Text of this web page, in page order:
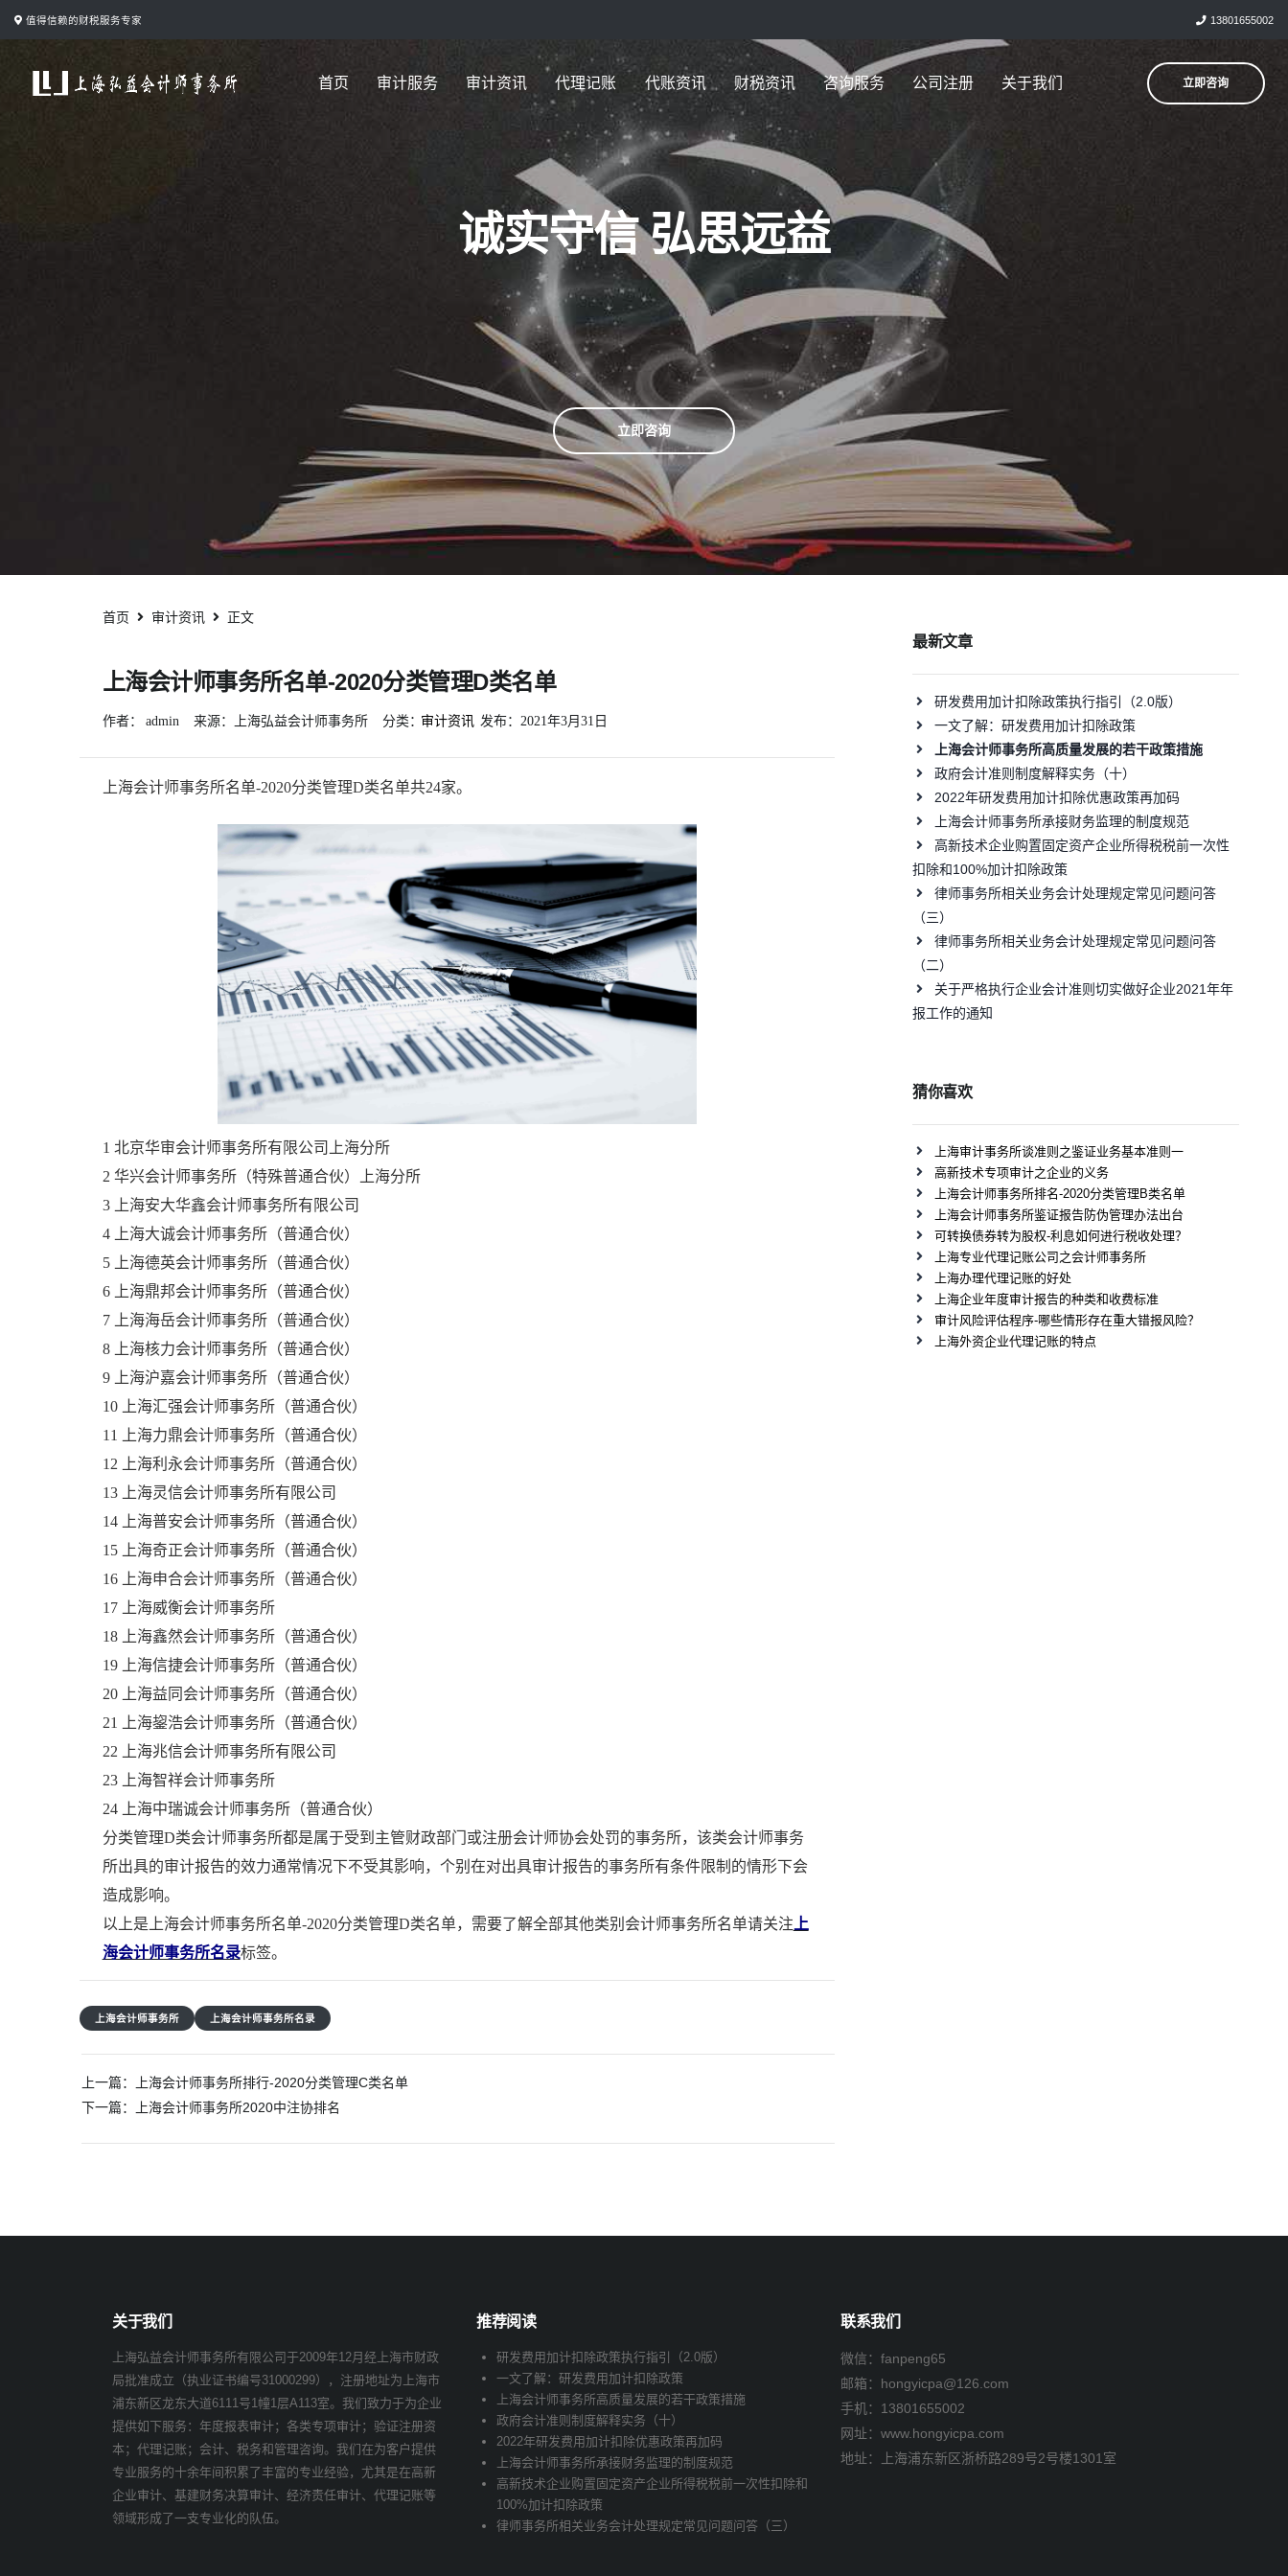
转
值得信赖的财税服务专家 13801655002
首页 审计服务 审计资讯 代理记账 代账资讯 财税资讯 咨询服务 公司注册 关于我们 立即咨询
诚实守信 弘思远益
立即咨询
首页 审计资讯 正文
上海会计师事务所名单-2020分类管理D类名单
作者： admin 来源：上海弘益会计师事务所 分类：审计资讯 发布： 2021年3月31日
上海会计师事务所名单-2020分类管理D类名单共24家。
1 北京华审会计师事务所有限公司上海分所
2 华兴会计师事务所（特殊普通合伙）上海分所
3 上海安大华鑫会计师事务所有限公司
4 上海大诚会计师事务所（普通合伙）
5 上海德英会计师事务所（普通合伙）
6 上海鼎邦会计师事务所（普通合伙）
7 上海海岳会计师事务所（普通合伙）
8 上海核力会计师事务所（普通合伙）
9 上海沪嘉会计师事务所（普通合伙）
10 上海汇强会计师事务所（普通合伙）
11 上海力鼎会计师事务所（普通合伙）
12 上海利永会计师事务所（普通合伙）
13 上海灵信会计师事务所有限公司
14 上海普安会计师事务所（普通合伙）
15 上海奇正会计师事务所（普通合伙）
16 上海申合会计师事务所（普通合伙）
17 上海威衡会计师事务所
18 上海鑫然会计师事务所（普通合伙）
19 上海信捷会计师事务所（普通合伙）
20 上海益同会计师事务所（普通合伙）
21 上海鋆浩会计师事务所（普通合伙）
22 上海兆信会计师事务所有限公司
23 上海智祥会计师事务所
24 上海中瑞诚会计师事务所（普通合伙）
分类管理D类会计师事务所都是属于受到主管财政部门或注册会计师协会处罚的事务所，该类会计师事务
所出具的审计报告的效力通常情况下不受其影响，个别在对出具审计报告的事务所有条件限制的情形下会
造成影响。
以上是上海会计师事务所名单-2020分类管理D类名单，需要了解全部其他类别会计师事务所名单请关注 上
海会计师事务所名录标签。
上海会计师事务所 上海会计师事务所名录
章
上一篇：
上海会计师事务所排行-2020分类管理C类名单
下一篇：
上海会计师事务所2020中注协排名
最新文章
研发费用加计扣除政策执行指引（2.0版）
一文了解：研发费用加计扣除政策
上海会计师事务所高质量发展的若干政策措施
政府会计准则制度解释实务（十）
2022年研发费用加计扣除优惠政策再加码
上海会计师事务所承接财务监理的制度规范
高新技术企业购置固定资产企业所得税税前一次性
扣除和100%加计扣除政策
律师事务所相关业务会计处理规定常见问题问答
（三）
律师事务所相关业务会计处理规定常见问题问答
（二）
关于严格执行企业会计准则切实做好企业2021年年
报工作的通知
猜你喜欢
上海审计事务所谈准则之鉴证业务基本准则一
高新技术专项审计之企业的义务
上海会计师事务所排名-2020分类管理B类名单
上海会计师事务所鉴证报告防伪管理办法出台
可转换债券转为股权-利息如何进行税收处理？
上海专业代理记账公司之会计师事务所
上海办理代理记账的好处
上海企业年度审计报告的种类和收费标准
审计风险评估程序-哪些情形存在重大错报风险？
上海外资企业代理记账的特点
关于我们
上海弘益会计师事务所有限公司于2009年12月经上海市财政
局批准成立（执业证书编号31000299），注册地址为上海市
浦东新区龙东大道6111号1幢1层A113室。我们致力于为企业
提供如下服务：年度报表审计；各类专项审计；验证注册资
本；代理记账；会计、税务和管理咨询。我们在为客户提供
专业服务的十余年间积累了丰富的专业经验，尤其是在高新
企业审计、基建财务决算审计、经济责任审计、代理记账等
领域形成了一支专业化的队伍。
推荐阅读
研发费用加计扣除政策执行指引（2.0版）
一文了解：研发费用加计扣除政策
上海会计师事务所高质量发展的若干政策措施
政府会计准则制度解释实务（十）
2022年研发费用加计扣除优惠政策再加码
上海会计师事务所承接财务监理的制度规范
高新技术企业购置固定资产企业所得税税前一次性扣除和
100%加计扣除政策
律师事务所相关业务会计处理规定常见问题问答（三）
联系我们
微信：fanpeng65
邮箱： hongyicpa@126.com
手机： 13801655002
网址：www.hongyicpa.com
地址：上海浦东新区浙桥路289号2号楼1301室